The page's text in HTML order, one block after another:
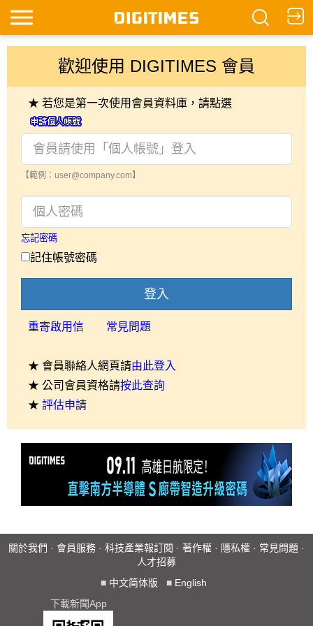
歡迎使用 DIGITIMES 會員
★ 若您是第一次使用會員資料庫，請點選
【範例：user@company.com】
忘記密碼
記住帳號密碼
登入
重寄啟用信 常見問題
★ 會員聯絡人網頁請由此登入
★ 公司會員資格請按此查詢
★ 評估申請
關於我們 · 會員服務 · 科技產業報訂閱 · 著作權 · 隱私權 · 常見問題 ·
人才招募
■ 中文简体版 ■ English
下載新聞App